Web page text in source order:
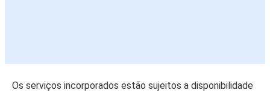
Os serviços incorporados estão sujeitos a disponibilidade